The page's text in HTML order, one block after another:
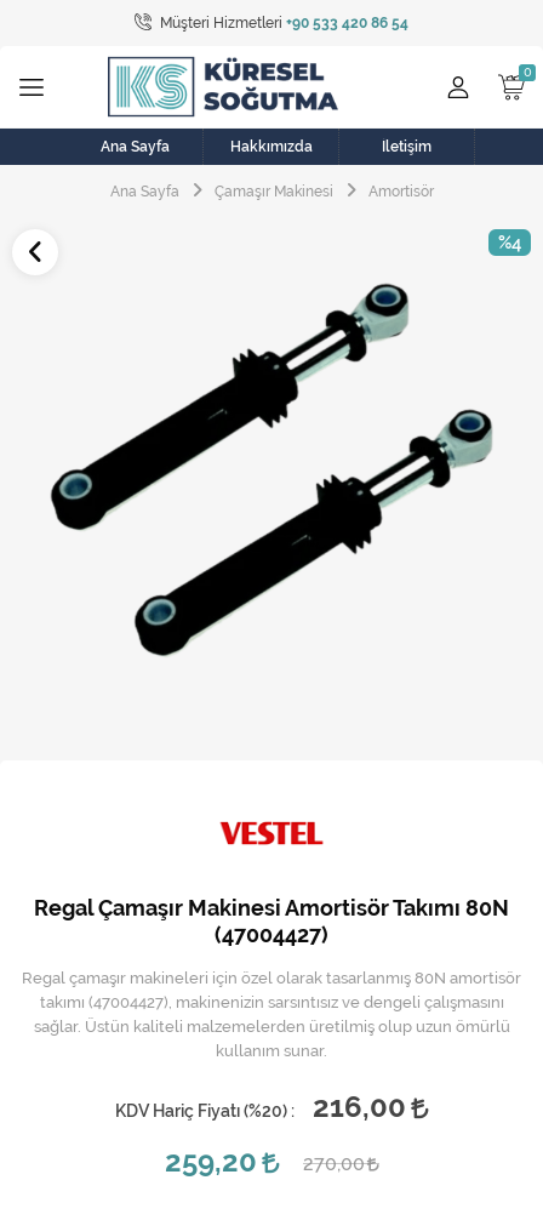
Müşteri Hizmetleri +90 533 420 86 54
Tüm Kategoriler
Bulaşık Makinesi
Buzdolabı
Çamaşır Kurutma Makinesi
Elektrikli Aksamlar
Elektrikli Süpürge
Fan
Fırın, Ocak ve Aspiratör
Kireç Önleme Ve Temizlik
Klima
Musluk
Soğutma Sistemleri
Şofben ve Termosifon
Ana Sayfa Hakkımızda İletişim
Ana Sayfa Çamaşır Makinesi Amortisör
%4
Regal Çamaşır Makinesi Amortisör Takımı 80N
(47004427)
Regal çamaşır makineleri için özel olarak tasarlanmış 80N amortisör
takımı (47004427), makinenizin sarsıntısız ve dengeli çalışmasını
sağlar. Üstün kaliteli malzemelerden üretilmiş olup uzun ömürlü
kullanım sunar.
KDV Hariç Fiyatı (%20) :
216,00
259,20
270,00